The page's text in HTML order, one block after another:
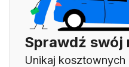
Sprawdź swój
Unikaj kosztownych